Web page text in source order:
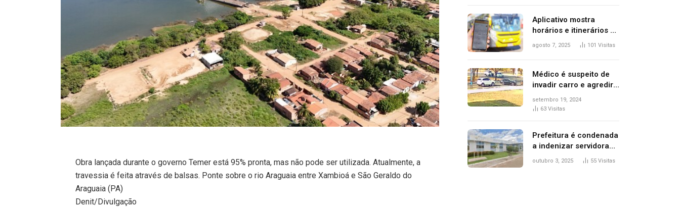
Obra lançada durante o governo Temer está 95% pronta, mas não pode ser utilizada. Atualmente, a
travessia é feita através de balsas. Ponte sobre o rio Araguaia entre Xambioá e São Geraldo do
Araguaia (PA)
Denit/Divulgação
Aplicativo mostra
horários e itinerários de
ônibus a usuários do
agosto 7, 2025 101 Visitas
Médico é suspeito de
invadir carro e agredir
delegado aposentado
durante confusão no
setembro 19, 2024
63 Visitas
Prefeitura é condenada
a indenizar servidora
temporária demitida
outubro 3, 2025 55 Visitas